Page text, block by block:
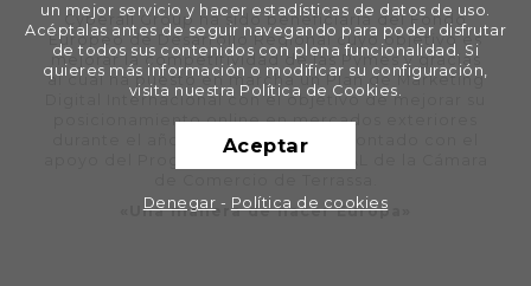
Cyberall Group ha sido beneficiaria del Fondo
Europeo de Desarrollo Regional cuyo objetivo es
mejorar la competitividad de las Pymes y gracias
al cual ha puesto en marcha un Plan de Marketing
Digital Internacional con el objetivo de mejorar su
posicionamiento online en mercados exteriores
durante el año 2020. Para ello ha contado con el
apoyo del Programa XPANDE DIGITAL de la Cámara
«Una manera de hacer Europa»
un mejor servicio y hacer estadísticas de datos de uso.
Acéptalas antes de seguir navegando para poder disfrutar
de todos sus contenidos con plena funcionalidad. Si
quieres más información o modificar su configuración,
visita nuestra Política de Cookies.
Aceptar
Denegar - Política de cookies